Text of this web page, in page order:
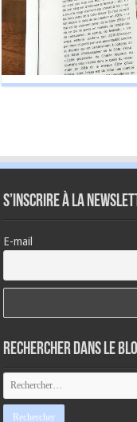
S’inscrire à la
E-mail
Rechercher dans le